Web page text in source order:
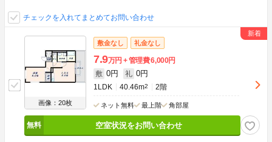
チェックを入れてまとめてお問い合わせ
画像：20枚
敷金なし 礼金なし
7.9万円 管理費6,000円
敷 0円 礼 0円
1LDK 40.46m2 2階
ネット無料 最上階 角部屋
空室状況をお問い合わせ